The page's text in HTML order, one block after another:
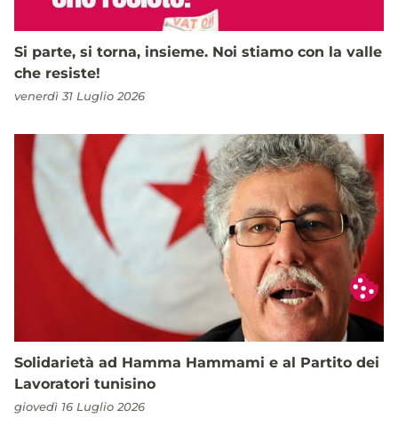
Si parte, si torna, insieme. Noi stiamo con la valle
che resiste!
venerdì 31 Luglio 2026
Solidarietà ad Hamma Hammami e al Partito dei
Lavoratori tunisino
giovedì 16 Luglio 2026